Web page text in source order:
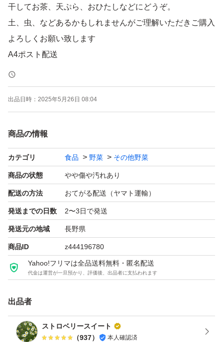
干してお茶、天ぷら、おひたしなどにどうぞ。
土、虫、などあるかもしれませんがご理解いただきご購入
よろしくお願い致します
A4ポスト配送
出品日時： 2025年5月26日 08:04
商品の情報
カテゴリ 食品 野菜 その他野菜
商品の状態 やや傷や汚れあり
配送の方法 おてがる配送（ヤマト運輸）
発送までの日数 2〜3日で発送
発送元の地域 長野県
商品ID z444196780
Yahoo!フリマは全品送料無料・匿名配送
代金は運営が一旦預かり、評価後、出品者に支払われます
出品者
ストロベリースイート
（937） 本人確認済